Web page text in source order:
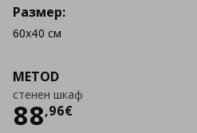
METOD
стенен шкаф
88,96€
Цена
Размер:
60x40 см